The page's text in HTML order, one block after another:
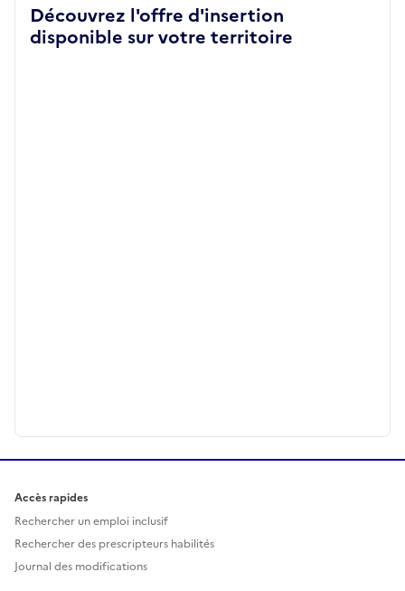
Découvrez l'offre d'insertion
disponible sur votre territoire
Accès rapides
Rechercher un emploi inclusif
Rechercher des prescripteurs habilités
Journal des modifications